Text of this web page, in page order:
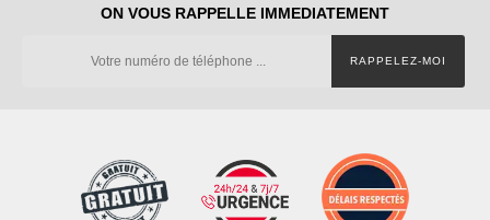
ON VOUS RAPPELLE IMMEDIATEMENT